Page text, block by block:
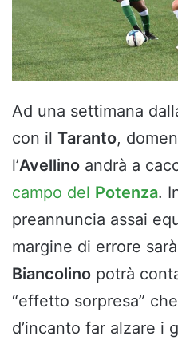
Ad una settimana
con il Taranto,
l’Avellino andrà a
campo del Potenza.
preannuncia assai
margine di errore
Biancolino potrà
“effetto sorpresa”
d’incanto far alzare i